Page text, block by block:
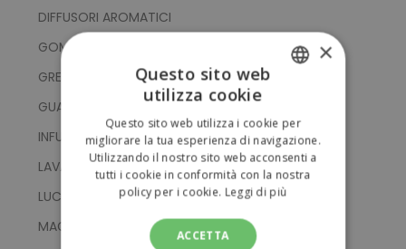
DIFFUSORI AROMATICI
GOMME
GREMBIULI
GUANTI E PRESINE
INFUSORI
LAVAGNE
LUCI NATALIZIE
MAGLIONI NATALIZI
ENGLISH
×
Questo sito web
utilizza cookie
Questo sito web utilizza i cookie per
migliorare la tua esperienza di navigazione.
Utilizzando il nostro sito web acconsenti a
tutti i cookie in conformità con la nostra
policy per i cookie. Leggi di più
ACCETTA